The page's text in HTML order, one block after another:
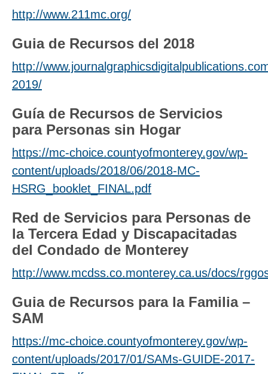
http://www.211mc.org/
Guia de Recursos del 2018
http://
2019/
Guía de Recursos de Servicios
para Personas sin Hogar
https://mc-choice.countyofmonterey.gov/wp-
content/uploads/2018/06/2018-MC-
HSRG_booklet_FINAL.pdf
Red de Servicios para Personas de
la Tercera Edad y Discapacitadas
del Condado de Monterey
http://www.mcdss.co.monterey.ca.us/docs/
Guia de Recursos para la Familia –
SAM
https://mc-choice.countyofmonterey.gov/wp-
content/uploads/2017/01/SAMs-GUIDE-2017-